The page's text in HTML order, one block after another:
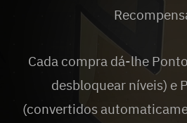
Cada compra dá-lhe
desbloquear níveis) e
(convertidos